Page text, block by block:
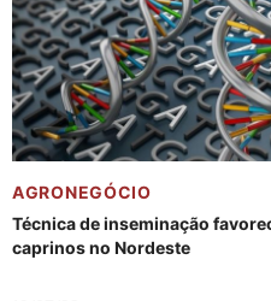
AGRONEGÓCIO
Técnica de inseminação
caprinos no Nordeste